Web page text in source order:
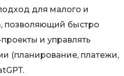
для малого и
позволяющий быстро
и управлять
(планирование, платежи,